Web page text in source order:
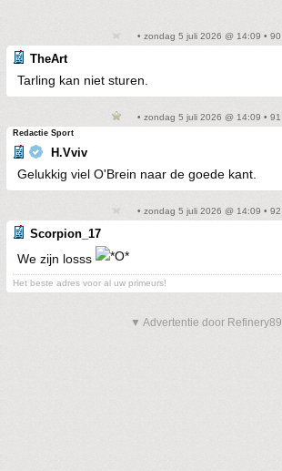
• zondag 5 juli 2026 @ 14:09 • 90
TheArt
Tarling kan niet sturen.
• zondag 5 juli 2026 @ 14:09 • 91
Redactie Sport
H.Vviv
Gelukkig viel O'Brein naar de goede kant.
• zondag 5 juli 2026 @ 14:09 • 92
Scorpion_17
We zijn losss
Het beste adres voor al uw primeurs!
▼ Advertentie door Refinery89